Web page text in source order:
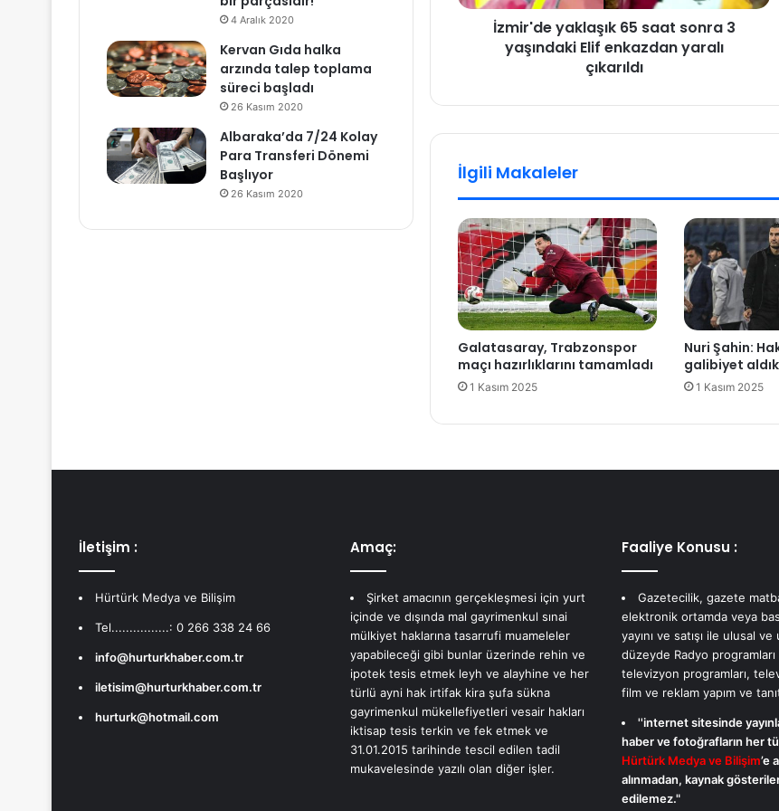
y
ş
5
s
a
t
s
o
n
r
a
3
y
ş
i
f
e
n
k
a
z
d
a
n
İzmir'de yaklaşık 65 saat sonra 3
yaşındaki Elif enkazdan yaralı
çıkarıldı
İlgili Makaleler
Galatasaray, Trabzonspor
maçı hazırlıklarını tamamladı
1 Kasım 2025
Nuri Şahin:
galibiyet aldık
1 Kasım 2025
4 Aralık 2020
Kervan Gıda halka
arzında talep toplama
süreci başladı
26 Kasım 2020
Albaraka’da 7/24 Kolay
Para Transferi Dönemi
Başlıyor
26 Kasım 2020
İletişim :
Hürtürk Medya ve Bilişim
Tel................: 0 266 338 24 66
info@hurturkhaber.com.tr
iletisim@hurturkhaber.com.tr
hurturk@hotmail.com
Amaç:
Şirket amacının gerçekleşmesi için yurt
içinde ve dışında mal gayrimenkul sınai
mülkiyet haklarına tasarrufi muameleler
yapabileceği gibi bunlar üzerinde rehin ve
ipotek tesis etmek leyh ve alayhine ve her
türlü ayni hak irtifak kira şufa sükna
gayrimenkul mükellefiyetleri vesair hakları
iktisap tesis terkin ve fek etmek ve
31.01.2015 tarihinde tescil edilen tadil
mukavelesinde yazılı olan diğer işler.
Faaliye Konusu :
Gazetecilik, gazete
elektronik ortamda veya
yayını ve satışı ile ulusal ve
düzeyde Radyo programları
televizyon programları,
film ve reklam yapım ve
''internet sitesinde
haber ve fotoğrafların her
Hürtürk Medya ve Bilişim’e
alınmadan, kaynak
edilemez."